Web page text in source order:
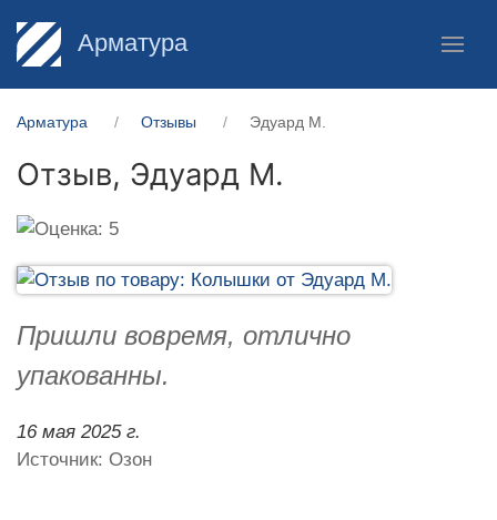
Арматура
Арматура Отзывы Эдуард М.
Отзыв, Эдуард М.
Пришли вовремя, отлично
упакованны.
16 мая 2025 г.
Источник: Озон